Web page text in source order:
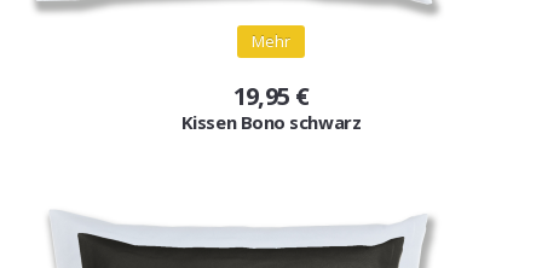
Mehr
19,95 €
Kissen Bono schwarz